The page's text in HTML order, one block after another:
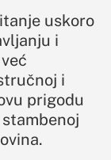
uskoro
i
i
prigodu